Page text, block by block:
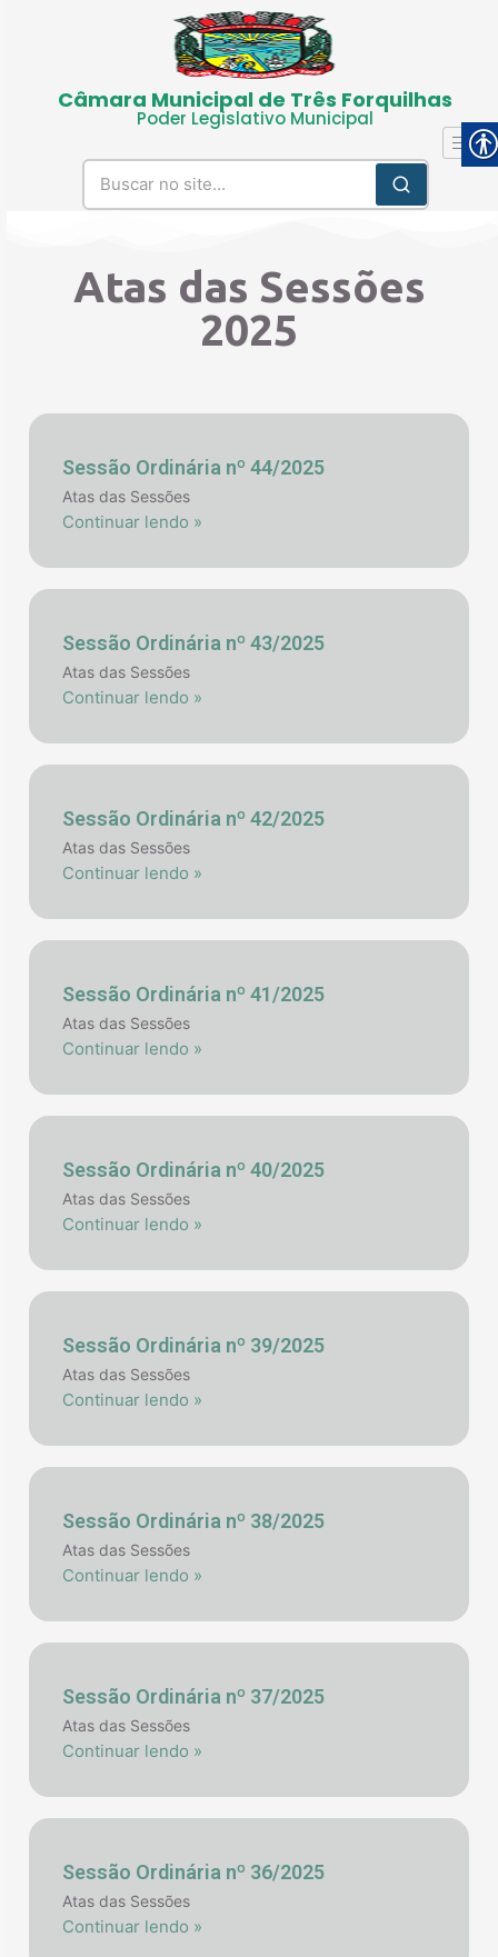
Câmara Municipal de Três Forquilhas
Poder Legislativo Municipal
Atas das Sessões
2025
Sessão Ordinária nº 44/2025
Atas das Sessões
Continuar lendo »
Sessão Ordinária nº 43/2025
Atas das Sessões
Continuar lendo »
Sessão Ordinária nº 42/2025
Atas das Sessões
Continuar lendo »
Sessão Ordinária nº 41/2025
Atas das Sessões
Continuar lendo »
Sessão Ordinária nº 40/2025
Atas das Sessões
Continuar lendo »
Sessão Ordinária nº 39/2025
Atas das Sessões
Continuar lendo »
Sessão Ordinária nº 38/2025
Atas das Sessões
Continuar lendo »
Sessão Ordinária nº 37/2025
Atas das Sessões
Continuar lendo »
Sessão Ordinária nº 36/2025
Atas das Sessões
Continuar lendo »